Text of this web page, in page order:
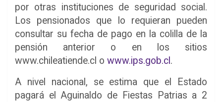
por otras instituciones de seguridad social.
Los pensionados que lo requieran pueden
consultar su fecha de pago en la colilla de la
pensión anterior o en los sitios
www.chileatiende.cl o www.ips.gob.cl .
A nivel nacional, se estima que el Estado
pagará el Aguinaldo de Fiestas Patrias a 2